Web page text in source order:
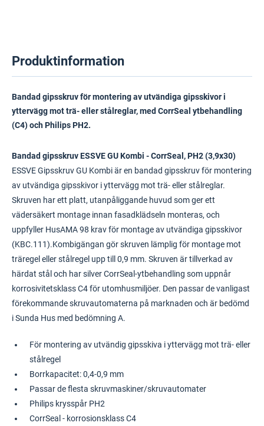
Produktinformation
Bandad gipsskruv för montering av utvändiga gipsskivor i
yttervägg mot trä- eller stålreglar, med CorrSeal ytbehandling
(C4) och Philips PH2.
Bandad gipsskruv ESSVE GU Kombi - CorrSeal, PH2 (3,9x30)
ESSVE Gipsskruv GU Kombi är en bandad gipsskruv för montering
av utvändiga gipsskivor i yttervägg mot trä- eller stålreglar.
Skruven har ett platt, utanpåliggande huvud som ger ett
vädersäkert montage innan fasadklädseln monteras, och
uppfyller HusAMA 98 krav för montage av utvändiga gipsskivor
(KBC.111).Kombigängan gör skruven lämplig för montage mot
träregel eller stålregel upp till 0,9 mm. Skruven är tillverkad av
härdat stål och har silver CorrSeal-ytbehandling som uppnår
korrosivitetsklass C4 för utomhusmiljöer. Den passar de vanligast
förekommande skruvautomaterna på marknaden och är bedömd
i Sunda Hus med bedömning A.
För montering av utvändig gipsskiva i yttervägg mot trä- eller
stålregel
Borrkapacitet: 0,4-0,9 mm
Passar de flesta skruvmaskiner/skruvautomater
Philips krysspår PH2
CorrSeal - korrosionsklass C4